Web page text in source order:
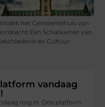
het Gemeentehuis van
Een Schatkamer van
en Cultuur
vandaag
nog in. Ons platform